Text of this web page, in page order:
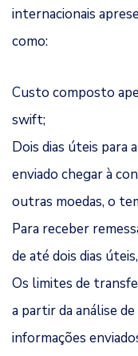
internacionais
como:
Custo composto
swift;
Dois dias úteis para
enviado chegar à
outras moedas, o
Para receber
de até dois dias
Os limites de
a partir da análise
informações